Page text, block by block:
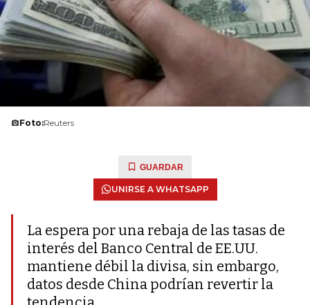
Foto:Reuters
GUARDAR
UNIRSE A WHATSAPP
La espera por una rebaja de las tasas de
interés del Banco Central de EE.UU.
mantiene débil la divisa, sin embargo,
datos desde China podrían revertir la